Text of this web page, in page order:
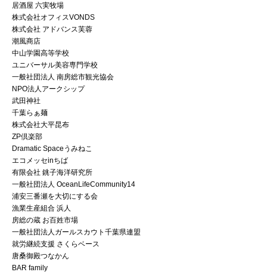
居酒屋 六実牧場
株式会社オフィスVONDS
株式会社 アドバンス芙蓉
潮風商店
中山学園高等学校
ユニバーサル美容専門学校
一般社団法人 南房総市観光協会
NPO法人アークシップ
武田神社
千葉らぁ麺
株式会社大平昆布
ZP倶楽部
Dramatic Spaceうみねこ
エコメッセinちば
有限会社 銚子海洋研究所
一般社団法人 OceanLifeCommunity14
浦安三番瀬を大切にする会
漁業生産組合 浜人
房総の蔵 お百姓市場
一般社団法人ガールスカウト千葉県連盟
就労継続支援 さくらベース
唐桑御殿つなかん
BAR family